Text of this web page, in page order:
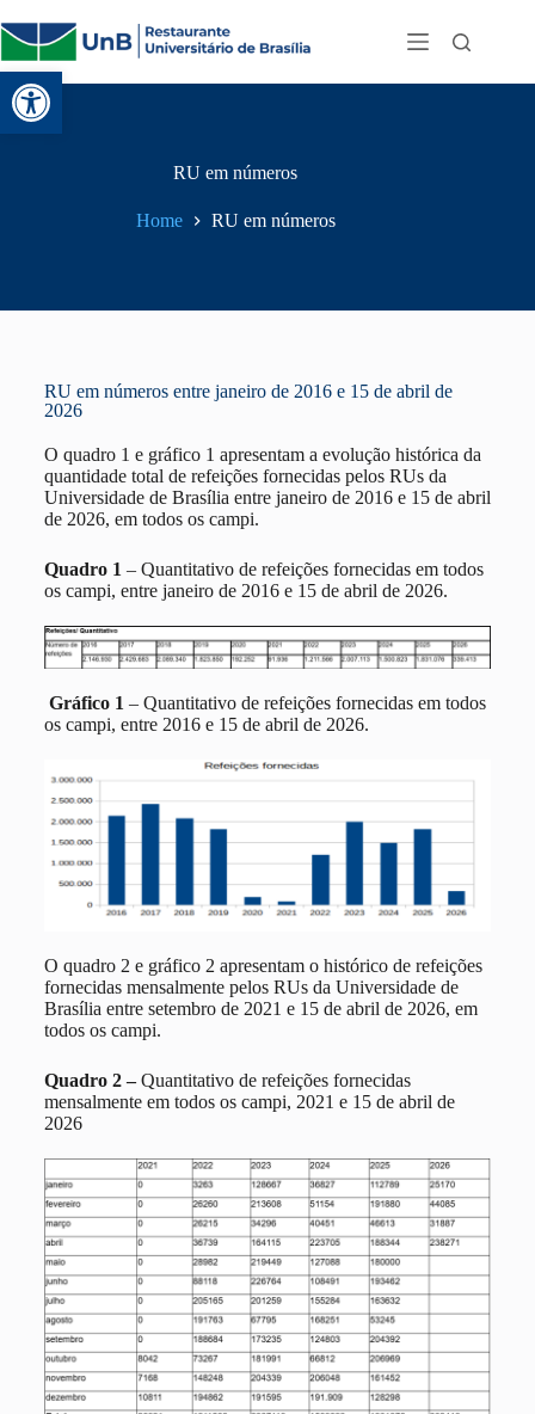
Abrir a barra de ferramentas
RU em números
Home RU em números
RU em números entre janeiro de 2016 e 15 de abril de
2026
O quadro 1 e gráfico 1 apresentam a evolução histórica da
quantidade total de refeições fornecidas pelos RUs da
Universidade de Brasília entre janeiro de 2016 e 15 de abril
de 2026, em todos os campi.
Quadro 1 – Quantitativo de refeições fornecidas em todos
os campi, entre janeiro de 2016 e 15 de abril de 2026.
Gráfico 1 – Quantitativo de refeições fornecidas em todos
os campi, entre 2016 e 15 de abril de 2026.
O quadro 2 e gráfico 2 apresentam o histórico de refeições
fornecidas mensalmente pelos RUs da Universidade de
Brasília entre setembro de 2021 e 15 de abril de 2026, em
todos os campi.
Quadro 2 –Quantitativo de refeições fornecidas
mensalmente em todos os campi, 2021 e 15 de abril de
2026